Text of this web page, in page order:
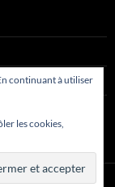
continuant à utiliser
les cookies,